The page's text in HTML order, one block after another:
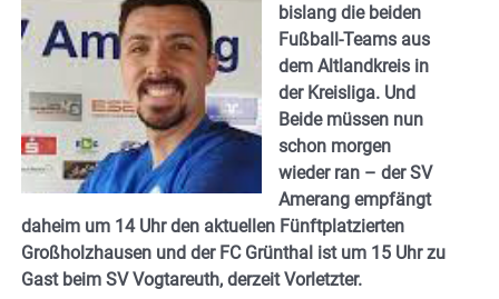
bislang die beiden
Fußball-Teams aus
dem Altlandkreis in
der Kreisliga. Und
Beide müssen nun
schon morgen
wieder ran – der SV
Amerang empfängt
daheim um 14 Uhr den aktuellen Fünftplatzierten
Großholzhausen und der FC Grünthal ist um 15 Uhr zu
Gast beim SV Vogtareuth, derzeit Vorletzter.